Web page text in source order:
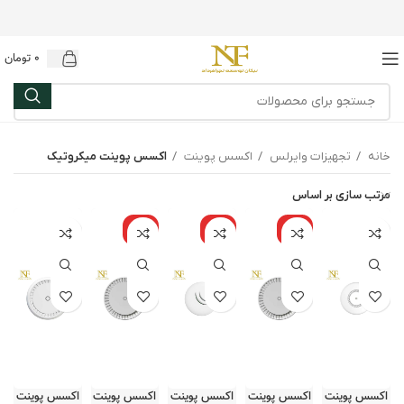
0 تومان
خانه تجهیزات وایرلس اکسس پوینت اکسس پوینت میکروتیک
مرتب سازی بر اساس
اکسس پوینت
نامو
جود
اکسس پوینت
نامو
جود
اکسس پوینت
نامو
جود
اکسس پوینت
اکسس پوینت